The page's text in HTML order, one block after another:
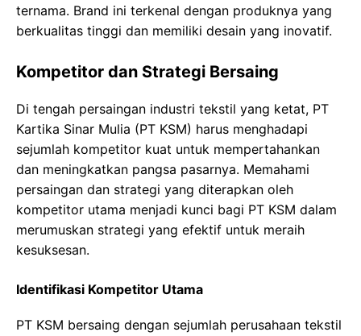
ternama. Brand ini terkenal dengan produknya yang
berkualitas tinggi dan memiliki desain yang inovatif.
Kompetitor dan Strategi Bersaing
Di tengah persaingan industri tekstil yang ketat, PT
Kartika Sinar Mulia (PT KSM) harus menghadapi
sejumlah kompetitor kuat untuk mempertahankan
dan meningkatkan pangsa pasarnya. Memahami
persaingan dan strategi yang diterapkan oleh
kompetitor utama menjadi kunci bagi PT KSM dalam
merumuskan strategi yang efektif untuk meraih
kesuksesan.
Identifikasi Kompetitor Utama
PT KSM bersaing dengan sejumlah perusahaan tekstil